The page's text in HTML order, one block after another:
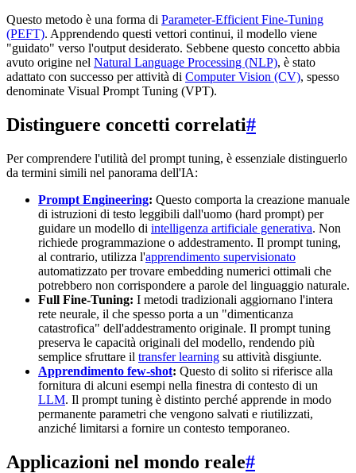
Questo metodo è una forma di Parameter-Efficient Fine-Tuning
(PEFT). Apprendendo questi vettori continui, il modello viene
"guidato" verso l'output desiderato. Sebbene questo concetto abbia
avuto origine nel Natural Language Processing (NLP), è stato
adattato con successo per attività di Computer Vision (CV), spesso
denominate Visual Prompt Tuning (VPT).
Distinguere concetti correlati#
Per comprendere l'utilità del prompt tuning, è essenziale distinguerlo
da termini simili nel panorama dell'IA:
Prompt Engineering: Questo comporta la creazione manuale
di istruzioni di testo leggibili dall'uomo (hard prompt) per
guidare un modello di intelligenza artificiale generativa. Non
richiede programmazione o addestramento. Il prompt tuning,
al contrario, utilizza l'apprendimento supervisionato
automatizzato per trovare embedding numerici ottimali che
potrebbero non corrispondere a parole del linguaggio naturale.
Full Fine-Tuning: I metodi tradizionali aggiornano l'intera
rete neurale, il che spesso porta a un "dimenticanza
catastrofica" dell'addestramento originale. Il prompt tuning
preserva le capacità originali del modello, rendendo più
semplice sfruttare il transfer learning su attività disgiunte.
Apprendimento few-shot: Questo di solito si riferisce alla
fornitura di alcuni esempi nella finestra di contesto di un
LLM. Il prompt tuning è distinto perché apprende in modo
permanente parametri che vengono salvati e riutilizzati,
anziché limitarsi a fornire un contesto temporaneo.
Applicazioni nel mondo reale#